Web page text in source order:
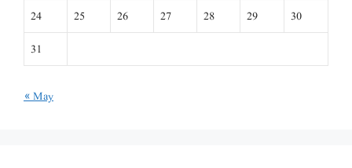
24
25 26 27 28 29
30
31
« May